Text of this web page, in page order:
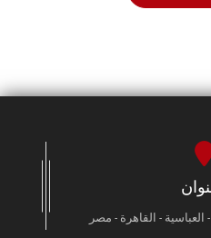
- القاهرة - مصر